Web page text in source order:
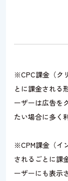
※CPC課金（ク
とに課金される
ーザーは広告を
たい場合に多く
※CPM課金（イ
されるごとに課
ーザーにも表示